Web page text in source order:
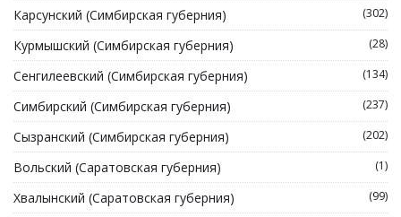
Карсунский (Симбирская губерния) (302)
Курмышский (Симбирская губерния) (28)
Сенгилеевский (Симбирская губерния) (134)
Симбирский (Симбирская губерния) (237)
Сызранский (Симбирская губерния) (202)
Вольский (Саратовская губерния) (1)
Хвалынский (Саратовская губерния) (99)